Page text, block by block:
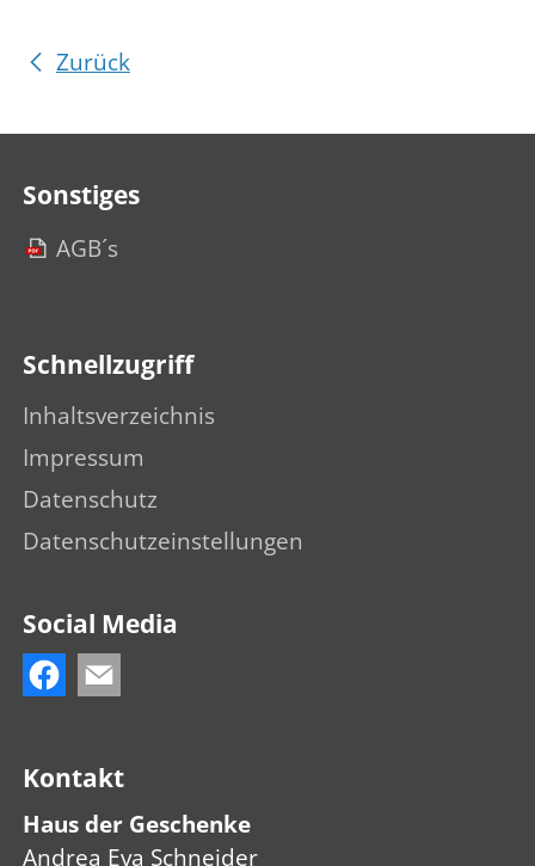
Zurück
Sonstiges
AGB´s
Schnellzugriff
Inhaltsverzeichnis
Impressum
Datenschutz
Datenschutzeinstellungen
Social Media
Kontakt
Haus der Geschenke
Andrea Eva Schneider